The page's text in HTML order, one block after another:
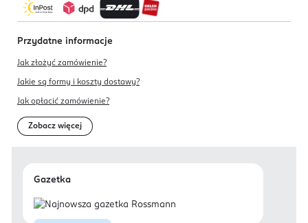
Przydatne informacje
Jak złożyć zamówienie?
Jakie są formy i koszty dostawy?
Jak opłacić zamówienie?
Zobacz więcej
Gazetka